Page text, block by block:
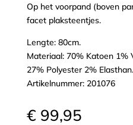
Op het voorpand (boven
facet plaksteentjes.
Lengte: 80cm.
Materiaal: 70% Katoen 1%
27% Polyester 2% Elasthan.
Artikelnummer: 201076
€ 99,95